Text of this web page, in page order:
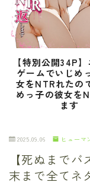
【特別公開34P
ゲームでいじめ
女をNTRれたの
めっ子の彼女を
ます
2025.09.06 ヒューマ
【死ぬまで
末まで全てネ